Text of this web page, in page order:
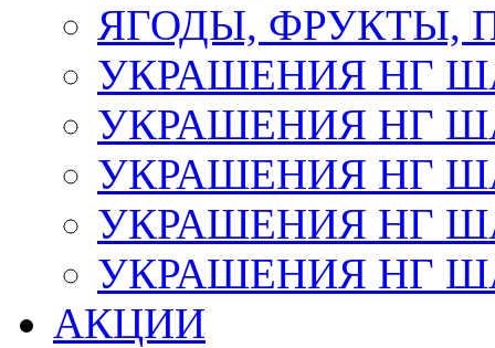
ЯГОДЫ, ФРУКТЫ,
УКРАШЕНИЯ НГ
УКРАШЕНИЯ НГ
УКРАШЕНИЯ НГ
УКРАШЕНИЯ НГ
УКРАШЕНИЯ НГ
АКЦИИ